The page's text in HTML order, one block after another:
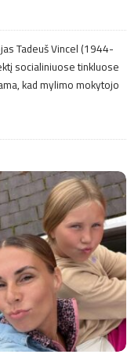
Tadeuš Vincel (1944-
socialiniuose tinkluose
kad mylimo mokytojo